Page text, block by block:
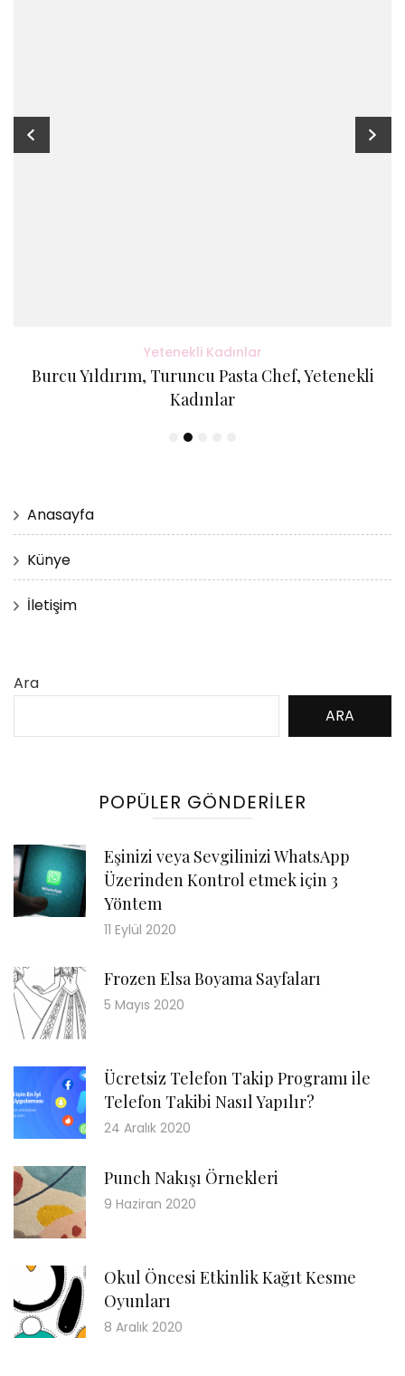
Yetenekli Kadınlar
Burcu Yıldırım, Turuncu Pasta Chef, Yetenekli
Kadınlar
Anasayfa
Künye
İletişim
Ara
ARA
POPÜLER GÖNDERILER
Eşinizi veya Sevgilinizi WhatsApp
Üzerinden Kontrol etmek için 3
Yöntem
11 Eylül 2020
Frozen Elsa Boyama Sayfaları
5 Mayıs 2020
Ücretsiz Telefon Takip Programı ile
Telefon Takibi Nasıl Yapılır?
24 Aralık 2020
Punch Nakışı Örnekleri
9 Haziran 2020
Okul Öncesi Etkinlik Kağıt Kesme
Oyunları
8 Aralık 2020